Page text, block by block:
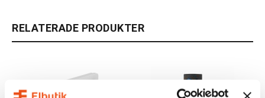
RELATERADE PRODUKTER